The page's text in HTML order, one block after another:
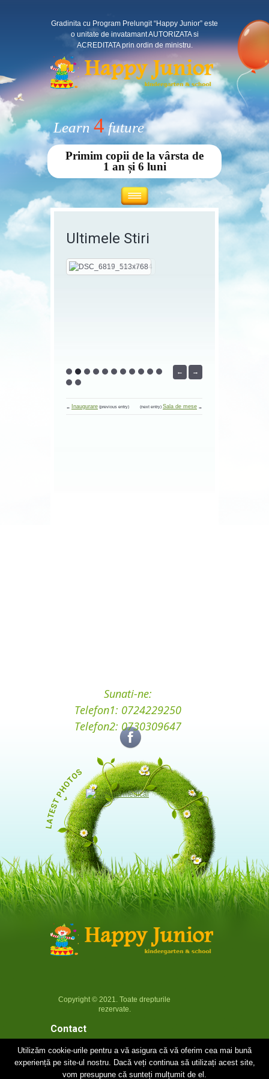
Primim copii de la vârsta de
1 an și 6 luni
Gradinita cu Program Prelungit “Happy Junior” este
o unitate de invatamant AUTORIZATA si
ACREDITATA prin ordin de ministru.
Learn4future
Ultimele Stiri
← →
← Inaugurare (previous entry) (next entry) Sala de mese →
Sunati-ne:
Telefon1: 0724229250
Telefon2: 0730309647
Copyright © 2021. Toate drepturile
rezervate.
Contact
Soseaua Berceni, Nr 8 - sediul 1
Soseaua Berceni, Nr 187 - sediul 2
Telefon1: 0724229250
Utilizăm cookie-urile pentru a vă asigura că vă oferim cea mai bună
experiență pe site-ul nostru. Dacă veți continua să utilizați acest site,
vom presupune că sunteți mulțumit de el.